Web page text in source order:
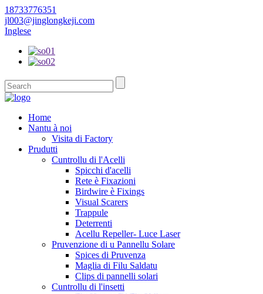
18733776351
jl003@jinglongkeji.com
Inglese
Home
Nantu à noi
Visita di Factory
Prudutti
Cuntrollu di l'Acelli
Spicchi d'acelli
Rete è Fixazioni
Birdwire è Fixings
Visual Scarers
Trappule
Deterrenti
Acellu Repeller- Luce Laser
Pruvenzione di u Pannellu Solare
Spices di Pruvenza
Maglia di Filu Saldatu
Clips di pannelli solari
Cuntrollu di l'insetti